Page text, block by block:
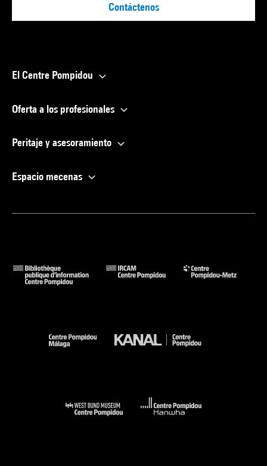
Contáctenos
El Centre Pompidou
Oferta a los profesionales
Peritaje y asesoramiento
Espacio mecenas